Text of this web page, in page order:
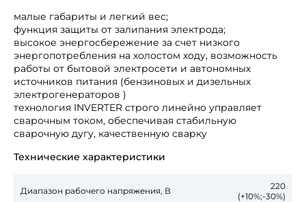
малые габариты и легкий вес;
функция защиты от залипания электрода;
высокое энергосбережение за счет низкого
энергопотребления на холостом ходу, возможность
работы от бытовой электросети и автономных
источников питания (бензиновых и дизельных
электрогенераторов )
технология INVERTER строго линейно управляет
сварочным током, обеспечивая стабильную
сварочную дугу, качественную сварку
Технические характеристики
Диапазон рабочего напряжения, В
220
(+10%;-30%)